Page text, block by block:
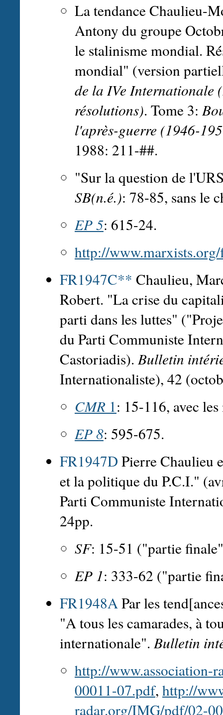
La tendance Chaulieu-
Antony du groupe
le stalinisme mondial.
mondial" (version
de la IVe Internationale
résolutions). Tome 3:
l'après-guerre (1946-
1988: 211-##.
"Sur la question de
SB(n.é.): 78-85, sans le
EP 5: 615-24.
http://
FR1947C** Chaulieu,
Robert. "La crise du
parti dans les luttes"
du Parti Communiste
Castoriadis).Bulletin
Internationaliste), 42
CMR 1: 15-116, avec
EP 8: 595-675.
FR1947D Pierre Chaulieu
et la politique du P.C.I."
Parti Communiste
24pp.
SF: 15-51 ("partie
EP 1: 333-62 ("partie
FR1948APar les
"A tous les camarades, à
internationale".Bulletin
http://www.association-
00011-07.pdf, http://
radar.org/IMG/pdf/02-